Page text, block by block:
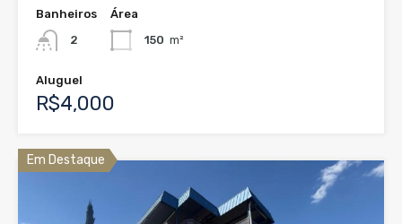
Banheiros
2
Área
150 m²
Aluguel
R$4,000
Em Destaque